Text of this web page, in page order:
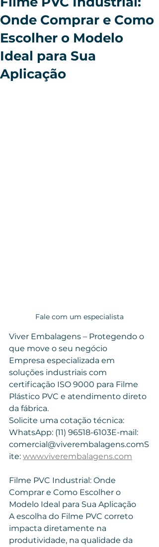
Onde Comprar e Como
Escolher o Modelo
Ideal para Sua
Aplicação
Fale com um especialista
Viver Embalagens – Protegendo o
que move o seu negócio
Empresa especializada em
soluções industriais com
certificação ISO 9000 para Filme
Plástico PVC e atendimento direto
da fábrica.
Solicite uma cotação técnica:
WhatsApp: (11) 96518-6103E-mail:
comercial@viverembalagens.comS
ite: www.viverembalagens.com
Filme PVC Industrial: Onde
Comprar e Como Escolher o
Modelo Ideal para Sua Aplicação
A escolha do Filme PVC correto
impacta diretamente na
produtividade, na qualidade da